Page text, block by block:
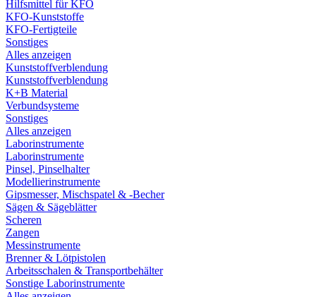
Hilfsmittel für KFO
KFO-Kunststoffe
KFO-Fertigteile
Sonstiges
Alles anzeigen
Kunststoffverblendung
Kunststoffverblendung
K+B Material
Verbundsysteme
Sonstiges
Alles anzeigen
Laborinstrumente
Laborinstrumente
Pinsel, Pinselhalter
Modellierinstrumente
Gipsmesser, Mischspatel & -Becher
Sägen & Sägeblätter
Scheren
Zangen
Messinstrumente
Brenner & Lötpistolen
Arbeitsschalen & Transportbehälter
Sonstige Laborinstrumente